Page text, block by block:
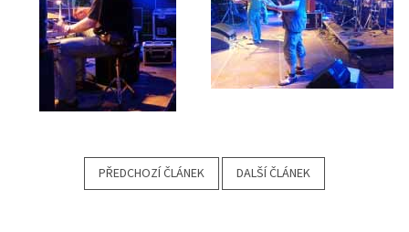
PŘEDCHOZÍ ČLÁNEK DALŠÍ ČLÁNEK